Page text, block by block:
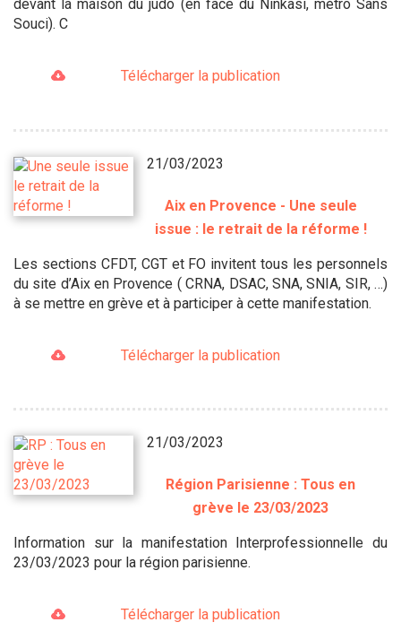
devant la maison du judo (en face du Ninkasi, métro Sans
Souci). C
Télécharger la publication
21/03/2023
Aix en Provence - Une seule
issue : le retrait de la réforme !
Les sections CFDT, CGT et FO invitent tous les personnels
du site d’Aix en Provence ( CRNA, DSAC, SNA, SNIA, SIR, …)
à se mettre en grève et à participer à cette manifestation.
Télécharger la publication
21/03/2023
Région Parisienne : Tous en
grève le 23/03/2023
Information sur la manifestation Interprofessionnelle du
23/03/2023 pour la région parisienne.
Télécharger la publication